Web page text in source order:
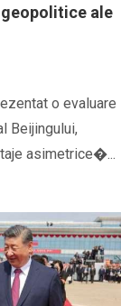
ale
o evaluare
Beijingului,
asimetrice�...